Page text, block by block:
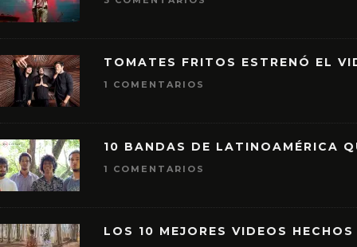
TOMATES FRITOS ESTRENÓ EL
1 COMENTARIOS
10 BANDAS DE LATINOAMÉRICA
1 COMENTARIOS
LOS 10 MEJORES VIDEOS